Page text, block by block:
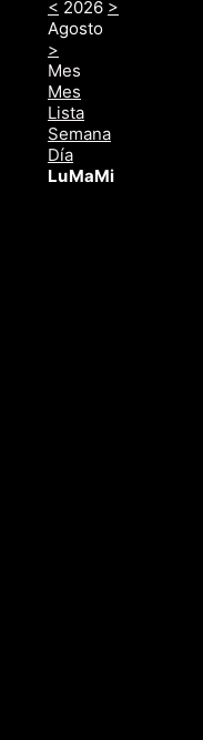
< 2026 >
Agosto
>
Mes
Mes
Lista
Semana
Día
LuMaMi